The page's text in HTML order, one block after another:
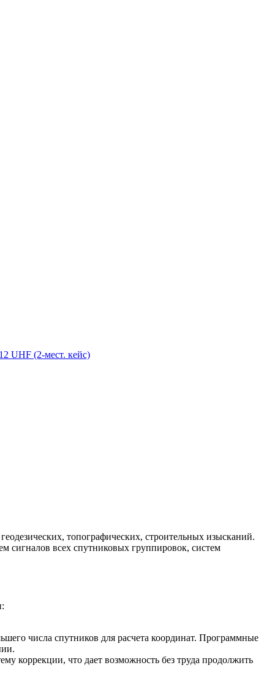
топографических, строительных изысканий.
сигналов всех спутниковых группировок, систем
числа спутников для расчета координат. Программные
коррекции, что дает возможность без труда продолжить